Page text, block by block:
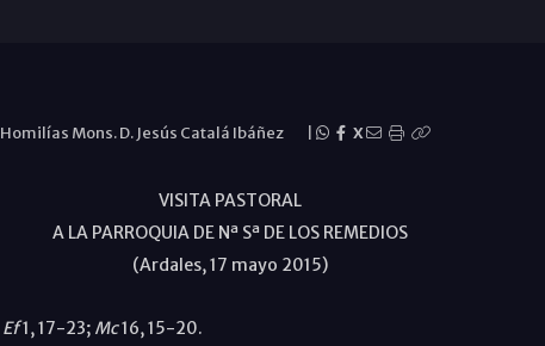
Homilías Mons. D. Jesús Catalá Ibáñez X
VISITA PASTORAL
A LA PARROQUIA DE Nª Sª DE LOS REMEDIOS
(Ardales, 17 mayo 2015)
Ef1, 17-23; Mc16, 15-20.